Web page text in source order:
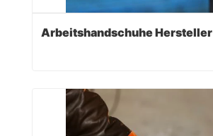
Arbeitshandschuhe Hersteller